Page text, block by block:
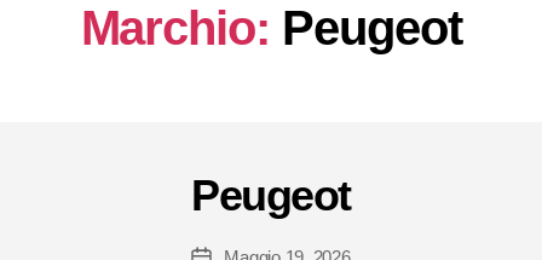
Marchio: Peugeot
Peugeot